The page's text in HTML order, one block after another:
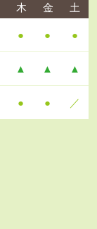
木 金
土
● ● ●
▲ ▲ ▲
● ● ／